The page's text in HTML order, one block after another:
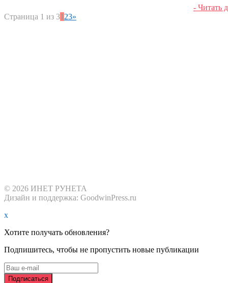
- Читать
Страница 1 из 31 23»
© 2026 ИНЕТ РУНЕТА
Дизайн и поддержка: GoodwinPress.ru
x
Хотите получать обновления?
Подпишитесь, чтобы не пропустить новые публикации